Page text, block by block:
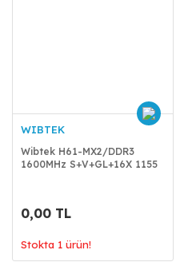
WIBTEK
Wibtek H61-MX2/DDR3
1600MHz S+V+GL+16X 1155
0,00 TL
Stokta 1 ürün!